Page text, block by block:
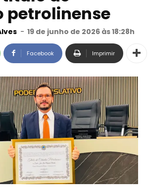
petrolinense
- 19 de junho de 2026 às 18:28h
Facebook Imprimir